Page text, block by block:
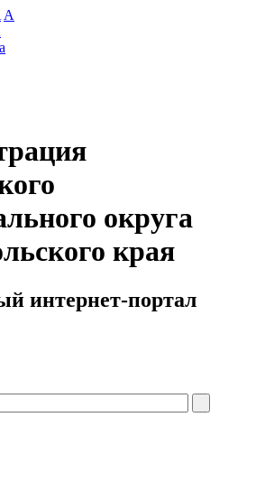
A
округа
края
интернет-портал